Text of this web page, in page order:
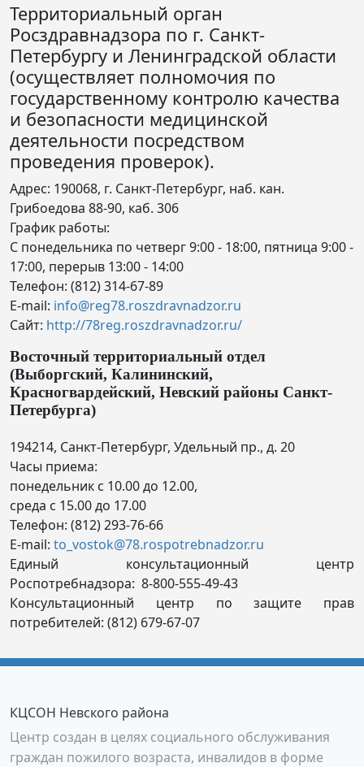
Территориальный орган
Росздравнадзора по г. Санкт-
Петербургу и Ленинградской области
(осуществляет полномочия по
государственному контролю качества
и безопасности медицинской
деятельности посредством
проведения проверок).
Адрес: 190068, г. Санкт-Петербург, наб. кан.
Грибоедова 88-90, каб. 306
График работы:
С понедельника по четверг 9:00 - 18:00, пятница 9:00 -
17:00, перерыв 13:00 - 14:00
Телефон: (812) 314-67-89
E-mail: info@reg78.roszdravnadzor.ru
Сайт: http://78reg.roszdravnadzor.ru/
Восточный территориальный отдел
(Выборгский, Калининский,
Красногвардейский, Невский районы Санкт-
Петербурга)
194214, Санкт-Петербург, Удельный пр., д. 20
Часы приема:
понедельник с 10.00 до 12.00,
среда с 15.00 до 17.00
Телефон: (812) 293-76-66
E-mail: to_vostok@78.rospotrebnadzor.ru
Единый консультационный центр
Роспотребнадзора: 8-800-555-49-43
Консультационный центр по защите прав
потребителей: (812) 679-67-07
КЦСОН Невского района
Центр создан в целях социального обслуживания
граждан пожилого возраста, инвалидов в форме